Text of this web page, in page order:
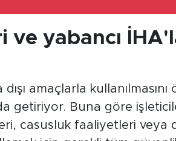
yabancı
amaçlarla kullanılmasını
getiriyor. Buna göre
casusluk faaliyetleri veya